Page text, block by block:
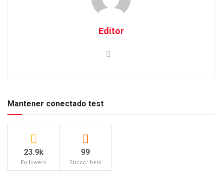
Editor
Mantener conectado test
23.9k
Followers
99
Subscribers